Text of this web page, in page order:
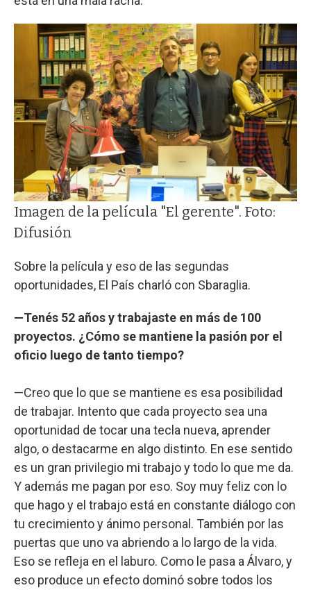
Imagen de la película "El gerente". Foto:
Difusión
Sobre la película y eso de las segundas
oportunidades, El País charló con Sbaraglia.
—Tenés 52 años y trabajaste en más de 100
proyectos. ¿Cómo se mantiene la pasión por el
oficio luego de tanto tiempo?
—Creo que lo que se mantiene es esa posibilidad
de trabajar. Intento que cada proyecto sea una
oportunidad de tocar una tecla nueva, aprender
algo, o destacarme en algo distinto. En ese sentido
es un gran privilegio mi trabajo y todo lo que me da.
Y además me pagan por eso. Soy muy feliz con lo
que hago y el trabajo está en constante diálogo con
tu crecimiento y ánimo personal. También por las
puertas que uno va abriendo a lo largo de la vida.
Eso se refleja en el laburo. Como le pasa a Álvaro, y
eso produce un efecto dominó sobre todos los